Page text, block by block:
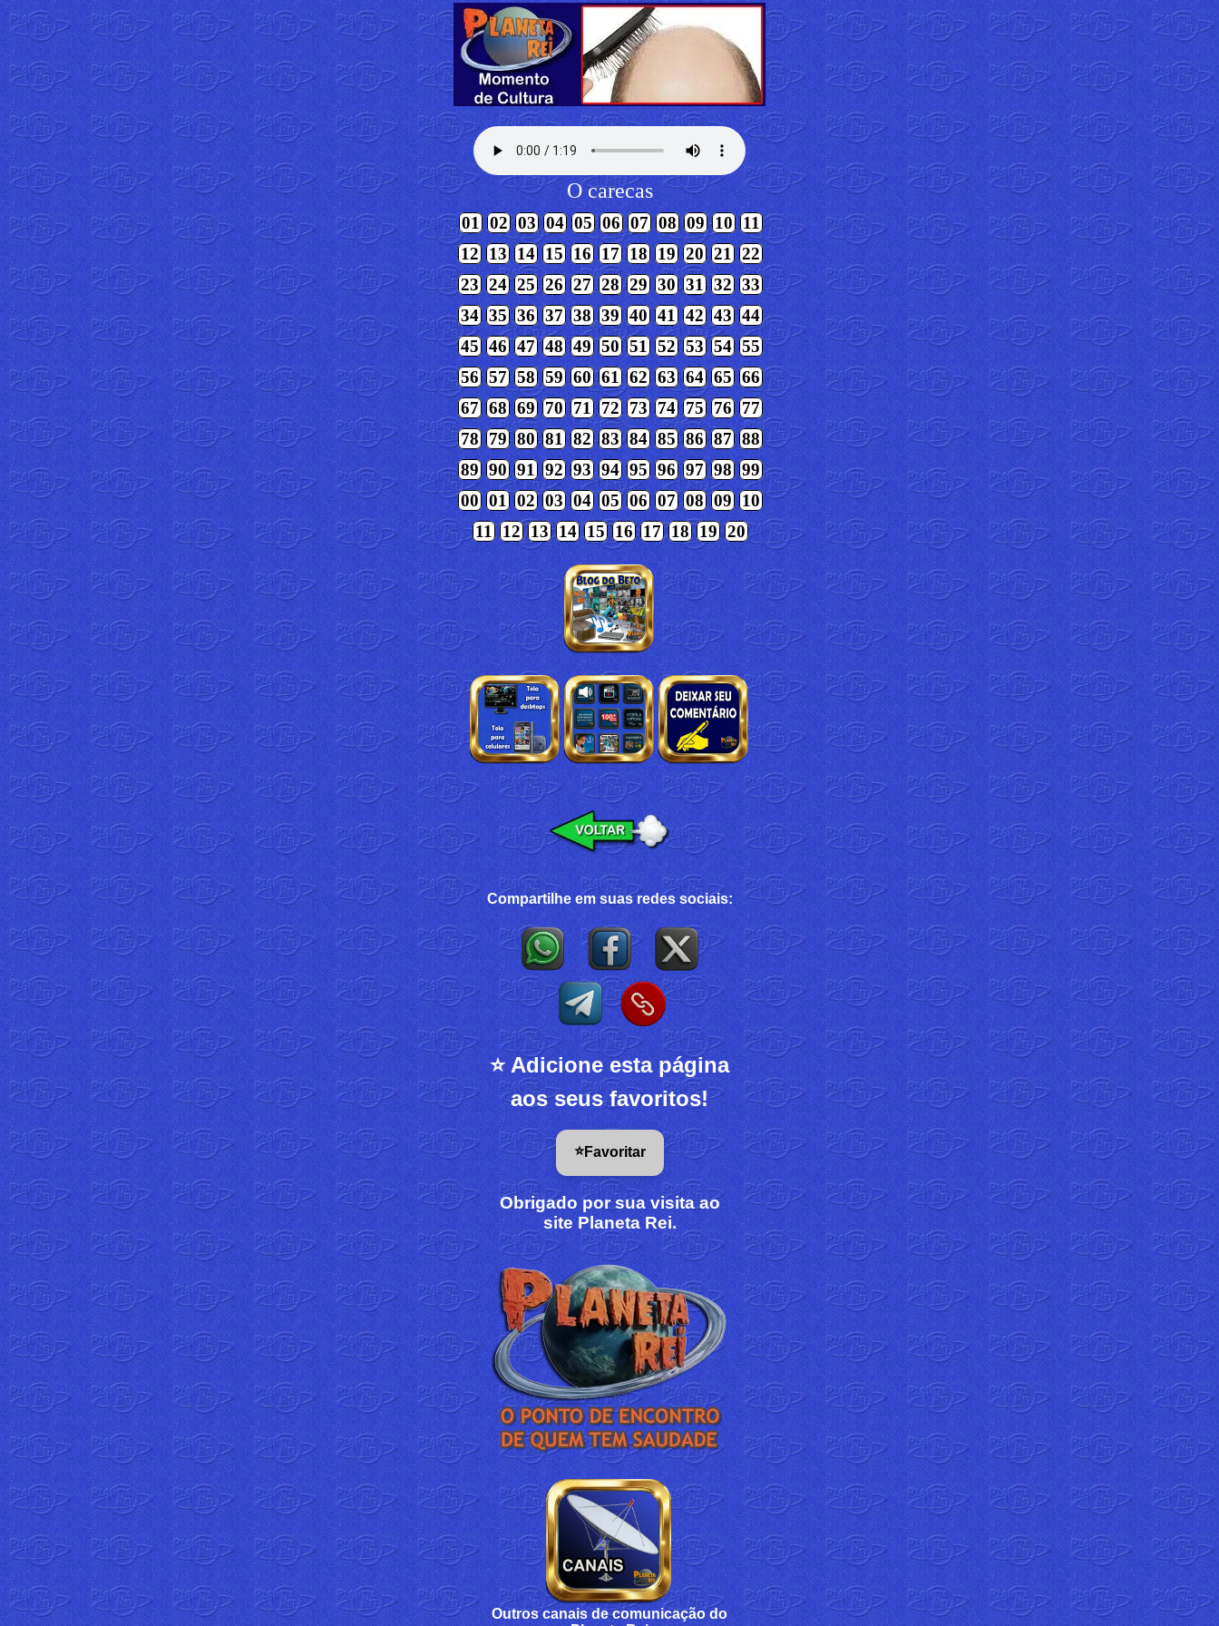
O carecas
01 02 03 04 05 06 07 08 09 10
11
12
13 14 15 16 17 18 19 20 21
22
23 24 25 26 27 28 29 30 31 32 33
34 35 36 37 38 39 40 41 42 43 44
45 46 47 48 49 50 51 52 53 54 55
56 57 58 59 60 61 62 63 64 65 66
67 68 69 70 71 72 73 74 75 76
77
78
79 80 81 82 83 84 85 86 87 88
89 90 91 92 93 94 95 96 97 98 99
00 01 02 03 04 05 06 07 08 09
10
11
12 13 14 15 16 17 18 19 20
Compartilhe em suas redes sociais:
⭐ Adicione esta página
aos seus favoritos!
⭐Favoritar
Obrigado por sua visita ao
site Planeta Rei.
Outros canais de comunicação do